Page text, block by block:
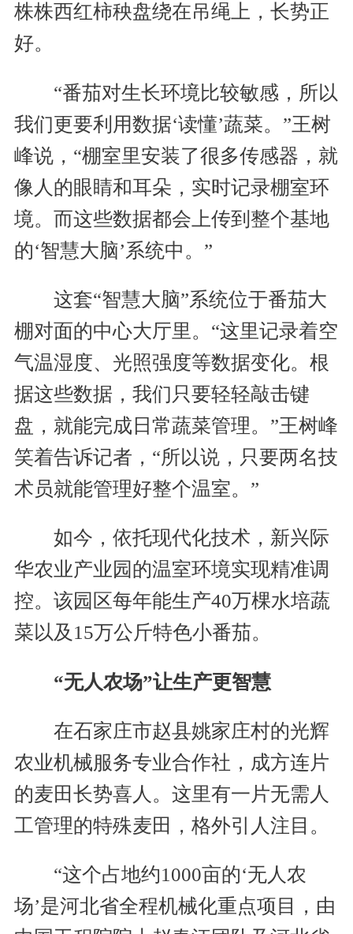
株株西红柿秧盘绕在吊绳上，长势正
好。
“番茄对生长环境比较敏感，所以
我们更要利用数据‘读懂’蔬菜。”王树
峰说，“棚室里安装了很多传感器，就
像人的眼睛和耳朵，实时记录棚室环
境。而这些数据都会上传到整个基地
的‘智慧大脑’系统中。”
这套“智慧大脑”系统位于番茄大
棚对面的中心大厅里。“这里记录着空
气温湿度、光照强度等数据变化。根
据这些数据，我们只要轻轻敲击键
盘，就能完成日常蔬菜管理。”王树峰
笑着告诉记者，“所以说，只要两名技
术员就能管理好整个温室。”
如今，依托现代化技术，新兴际
华农业产业园的温室环境实现精准调
控。该园区每年能生产40万棵水培蔬
菜以及15万公斤特色小番茄。
“无人农场”让生产更智慧
在石家庄市赵县姚家庄村的光辉
农业机械服务专业合作社，成方连片
的麦田长势喜人。这里有一片无需人
工管理的特殊麦田，格外引人注目。
“这个占地约1000亩的‘无人农
场’是河北省全程机械化重点项目，由